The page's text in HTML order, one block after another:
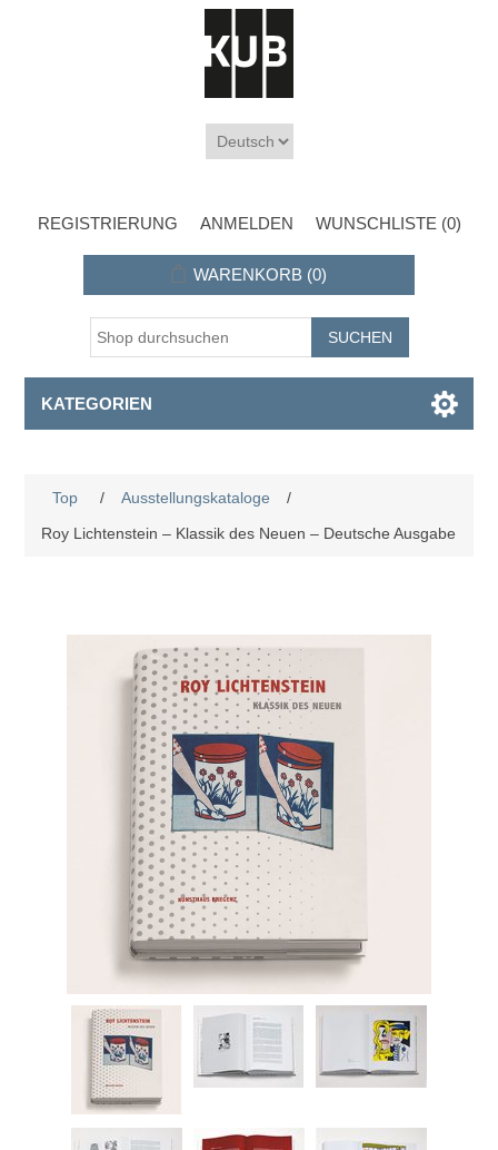
REGISTRIERUNG ANMELDEN WUNSCHLISTE (0)
WARENKORB (0)
KATEGORIEN
Top / Ausstellungskataloge
/
Roy Lichtenstein – Klassik des Neuen – Deutsche Ausgabe